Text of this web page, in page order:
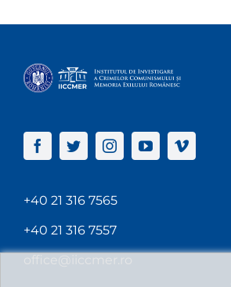
+40 21 316 7565
+40 21 316 7557
office@iiccmer.ro